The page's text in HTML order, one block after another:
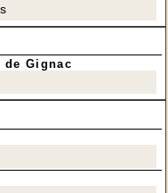
Gignac